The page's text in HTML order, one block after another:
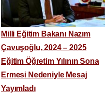
Milli Eğitim Bakanı Nazım
Çavuşoğlu, 2024 – 2025
Eğitim Öğretim Yılının Sona
Ermesi Nedeniyle Mesaj
Yayımladı